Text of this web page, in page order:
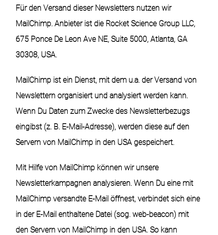
Für den Versand dieser Newsletters nutzen wir
MailChimp. Anbieter ist die Rocket Science Group LLC,
675 Ponce De Leon Ave NE, Suite 5000, Atlanta, GA
30308, USA.
MailChimp ist ein Dienst, mit dem u.a. der Versand von
Newslettern organisiert und analysiert werden kann.
Wenn Du Daten zum Zwecke des Newsletterbezugs
eingibst (z. B. E-Mail-Adresse), werden diese auf den
Servern von MailChimp in den USA gespeichert.
Mit Hilfe von MailChimp können wir unsere
Newsletterkampagnen analysieren. Wenn Du eine mit
MailChimp versandte E-Mail öffnest, verbindet sich eine
in der E-Mail enthaltene Datei (sog. web-beacon) mit
den Servern von MailChimp in den USA. So kann